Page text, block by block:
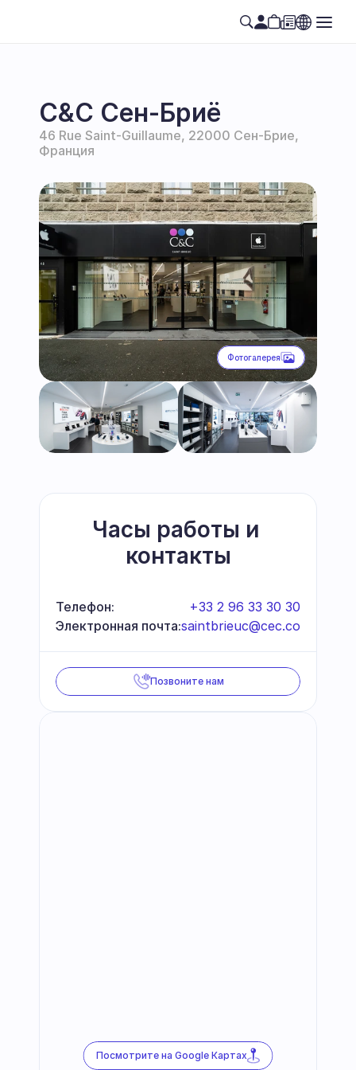
C&C Сен-Бриё
46 Rue Saint-Guillaume, 22000 Сен-Брие,
Франция
Фотогалерея
Часы работы и
контакты
Телефон:
+33 2 96 33 30 30
Электронная почта:saintbrieuc@cec.com
Позвоните нам
Посмотрите на Google Картах